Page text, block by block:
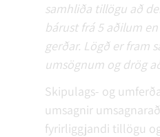
samhliða tillögu að
bárust frá 5 aðilum
gerðar. Lögð er fram
umsögnum og drög
Skipulags- og
umsagnir
fyrirliggjandi tillögu